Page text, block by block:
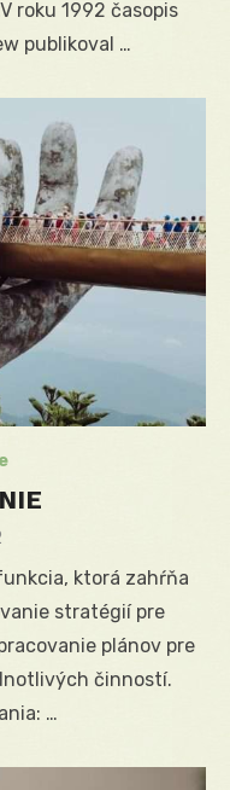
roku 1992 časopis
publikoval …
ktorá zahŕňa
stratégií pre
plánov pre
činností.
…